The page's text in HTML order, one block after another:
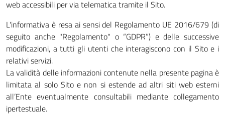
web accessibili per via telematica tramite il Sito.
L'informativa è resa ai sensi del Regolamento UE 2016/679 (di
seguito anche "Regolamento" o “GDPR”) e delle successive
modificazioni, a tutti gli utenti che interagiscono con il Sito e i
relativi servizi.
La validità delle informazioni contenute nella presente pagina è
limitata al solo Sito e non si estende ad altri siti web esterni
all’Ente eventualmente consultabili mediante collegamento
ipertestuale.